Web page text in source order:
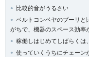
比較的音がうるさい
ベルトコンベヤのプーリと
がちで、機器のスペース効率
稼働しはじめてしばらくは
使っていくうちにチェーン